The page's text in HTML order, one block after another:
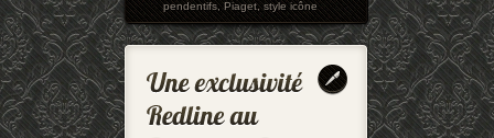
pendentifs,Piaget,style icône